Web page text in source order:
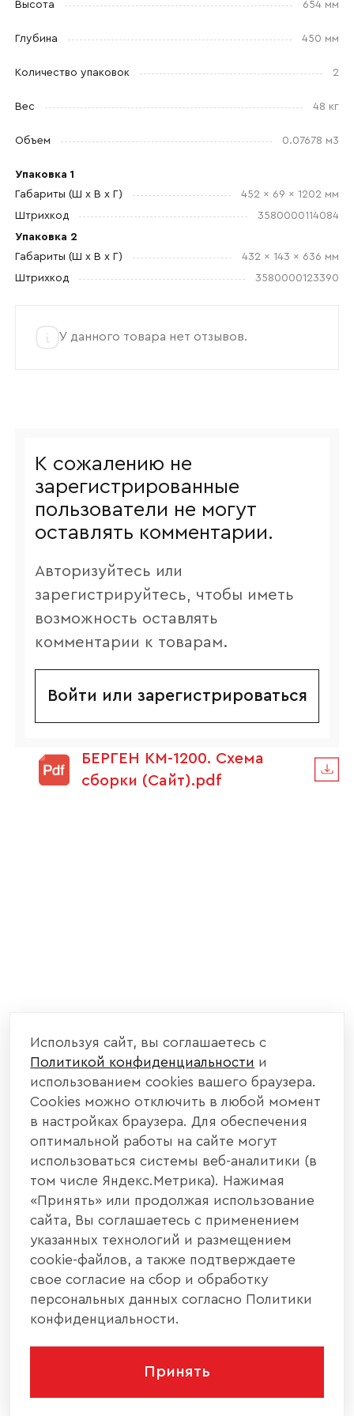
Высота 654 мм
Глубина 450 мм
Количество упаковок 2
Вес 48 кг
Объем 0.07678 м3
Упаковка 1
Габариты (Ш x В x Г)
452 x 69 x 1202 мм
Штрихкод
3580000114084
Упаковка 2
Габариты (Ш x В x Г)
432 x 143 x 636 мм
Штрихкод
3580000123390
У данного товара нет отзывов.
К сожалению не
зарегистрированные
пользователи не могут
оставлять комментарии.
Авторизуйтесь или
зарегистрируйтесь, чтобы иметь
возможность оставлять
комментарии к товарам.
Войти или зарегистрироваться
БЕРГЕН КМ-1200. Схема
сборки (Сайт).pdf
и обработкой данных.
Используя сайт, вы соглашаетесь с
Политикой конфиденциальности и
использованием cookies вашего браузера.
Cookies можно отключить в любой момент
в настройках браузера. Для обеспечения
оптимальной работы на сайте могут
использоваться системы веб-аналитики (в
том числе Яндекс.Метрика). Нажимая
«Принять» или продолжая использование
сайта, Вы соглашаетесь с применением
указанных технологий и размещением
cookie-файлов, а также подтверждаете
свое согласие на сбор и обработку
персональных данных согласно Политики
конфиденциальности.
Принять